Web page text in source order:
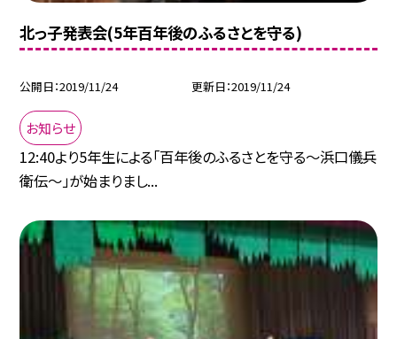
北っ子発表会(5年百年後のふるさとを守る)
公開日 2019/11/24 更新日 2019/11/24
お知らせ
12:40より5年生による「百年後のふるさとを守る〜浜口儀兵
衛伝〜」が始まりまし...